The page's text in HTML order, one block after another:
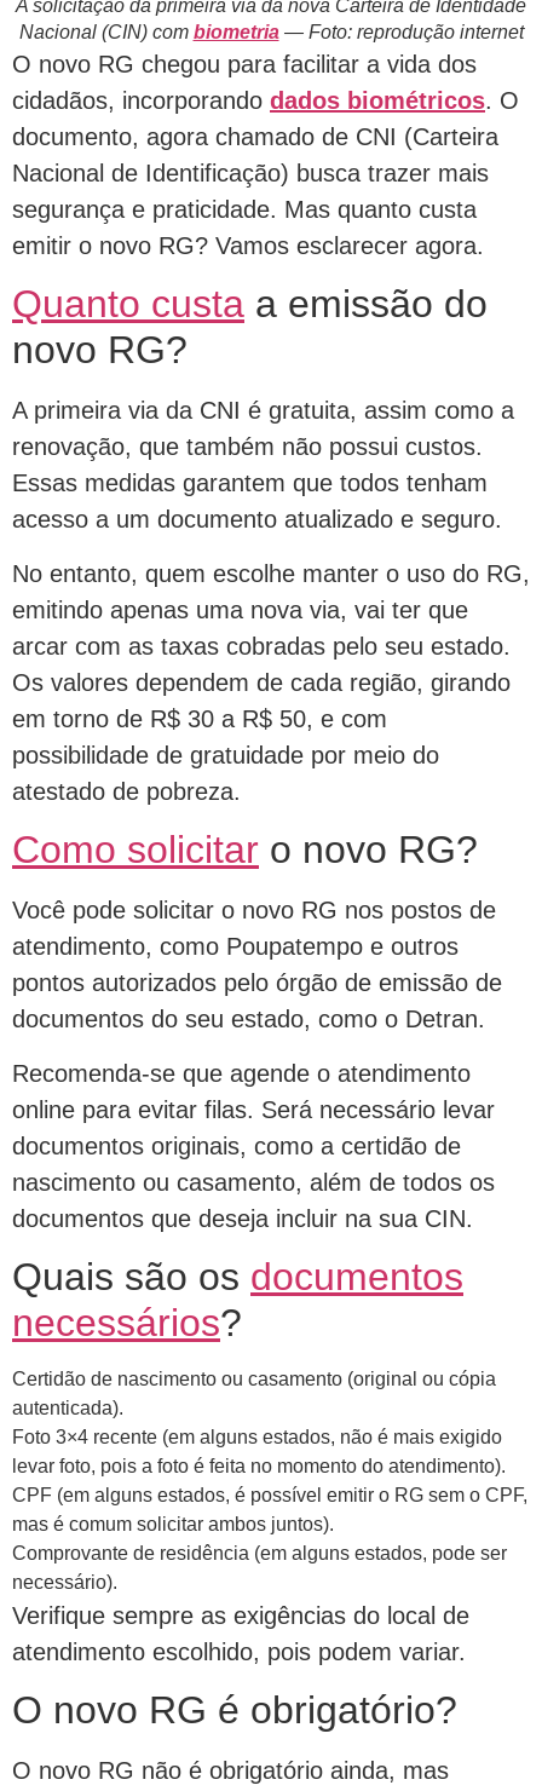
A solicitação da primeira via da nova Carteira de Identidade
Nacional (CIN) com biometria— Foto: reprodução internet
O novo RG chegou para facilitar a vida dos
cidadãos, incorporando dados biométricos. O
documento, agora chamado de CNI (Carteira
Nacional de Identificação) busca trazer mais
segurança e praticidade. Mas quanto custa
emitir o novo RG? Vamos esclarecer agora.
Quanto custa a emissão do
novo RG?
A primeira via da CNI é gratuita, assim como a
renovação, que também não possui custos.
Essas medidas garantem que todos tenham
acesso a um documento atualizado e seguro.
No entanto, quem escolhe manter o uso do RG,
emitindo apenas uma nova via, vai ter que
arcar com as taxas cobradas pelo seu estado.
Os valores dependem de cada região, girando
em torno de R$ 30 a R$ 50, e com
possibilidade de gratuidade por meio do
atestado de pobreza.
Como solicitar o novo RG?
Você pode solicitar o novo RG nos postos de
atendimento, como Poupatempo e outros
pontos autorizados pelo órgão de emissão de
documentos do seu estado, como o Detran.
Recomenda-se que agende o atendimento
online para evitar filas. Será necessário levar
documentos originais, como a certidão de
nascimento ou casamento, além de todos os
documentos que deseja incluir na sua CIN.
Quais são os documentos
necessários?
Certidão de nascimento ou casamento (original ou cópia
autenticada).
Foto 3×4 recente (em alguns estados, não é mais exigido
levar foto, pois a foto é feita no momento do atendimento).
CPF (em alguns estados, é possível emitir o RG sem o CPF,
mas é comum solicitar ambos juntos).
Comprovante de residência (em alguns estados, pode ser
necessário).
Verifique sempre as exigências do local de
atendimento escolhido, pois podem variar.
O novo RG é obrigatório?
O novo RG não é obrigatório ainda, mas